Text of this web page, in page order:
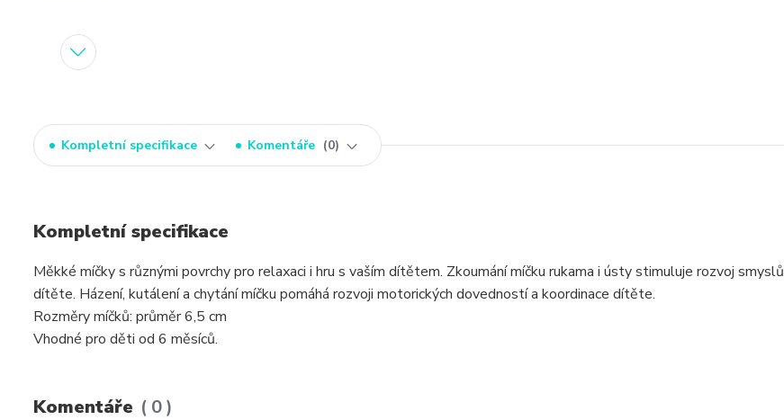
Kompletní specifikace Komentáře 0
Kompletní specifikace
Měkké míčky s různými povrchy pro relaxaci i hru s vaším dítětem. Zkoumání míčku rukama i ústy stimuluje rozvoj smyslů
dítěte. Házení, kutálení a chytání míčku pomáhá rozvoji motorických dovedností a koordinace dítěte.
Rozměry míčků: průměr 6,5 cm
Vhodné pro děti od 6 měsíců.
Komentáře 0